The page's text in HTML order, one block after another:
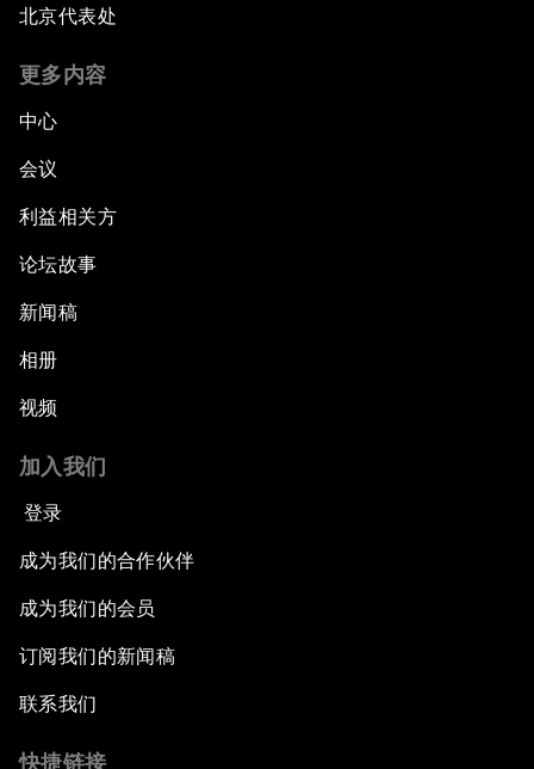
北京代表处
更多内容
中心
会议
利益相关方
论坛故事
新闻稿
相册
视频
加入我们
登录
成为我们的合作伙伴
成为我们的会员
订阅我们的新闻稿
联系我们
快捷链接